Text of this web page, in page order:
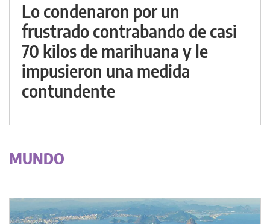
Lo condenaron por un
frustrado contrabando de casi
70 kilos de marihuana y le
impusieron una medida
contundente
MUNDO